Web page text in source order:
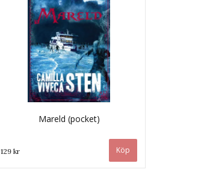
Mareld (pocket)
129 kr